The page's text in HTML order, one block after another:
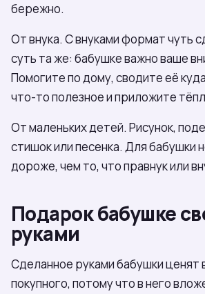
бережно.
От внука. С внуками формат чуть
суть та же: бабушке важно ваше
Помогите по дому, сводите её
что-то полезное и приложите
От маленьких детей. Рисунок,
стишок или песенка. Для бабушки
дороже, чем то, что правнук или
Подарок бабушке
руками
Сделанное руками бабушки
покупного, потому что в него